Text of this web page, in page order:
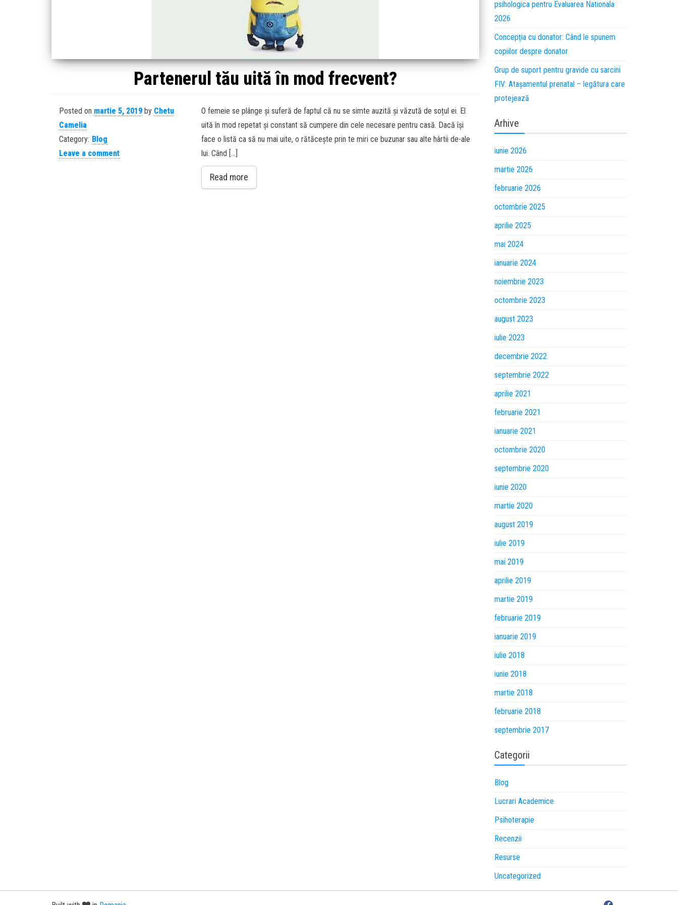
Partenerul tău uită în mod frecvent?
Posted on martie 5, 2019 by Chetu
Camelia
Category: Blog
Leave a comment
O femeie se plânge și suferă de faptul că nu se simte auzită și văzută de soțul ei. El
uită în mod repetat și constant să cumpere din cele necesare pentru casă. Dacă își
face o listă ca să nu mai uite, o rătăcește prin te miri ce buzunar sau alte hârtii de-ale
lui. Când […]
Read more
psihologica pentru Evaluarea Nationala
2026
Concepția cu donator: Când le spunem
copiilor despre donator
Grup de suport pentru gravide cu sarcini
FIV: Atașamentul prenatal – legătura care
protejează
Arhive
iunie 2026
martie 2026
februarie 2026
octombrie 2025
aprilie 2025
mai 2024
ianuarie 2024
noiembrie 2023
octombrie 2023
august 2023
iulie 2023
decembrie 2022
septembrie 2022
aprilie 2021
februarie 2021
ianuarie 2021
octombrie 2020
septembrie 2020
iunie 2020
martie 2020
august 2019
iulie 2019
mai 2019
aprilie 2019
martie 2019
februarie 2019
ianuarie 2019
iulie 2018
iunie 2018
martie 2018
februarie 2018
septembrie 2017
Categorii
Blog
Lucrari Academice
Psihoterapie
Recenzii
Resurse
Uncategorized